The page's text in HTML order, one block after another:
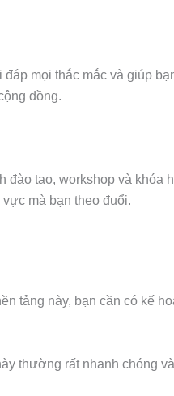
mọi thắc mắc và giúp
đồng.
tạo, workshop và
mà bạn theo đuổi.
tảng này, bạn cần có kế
thường rất nhanh chóng